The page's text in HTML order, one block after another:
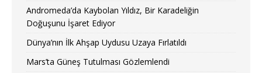
Andromeda’da Kaybolan Yıldız, Bir Karadeliğin
Doğuşunu İşaret Ediyor
Dünya’nın İlk Ahşap Uydusu Uzaya Fırlatıldı
Mars’ta Güneş Tutulması Gözlemlendi